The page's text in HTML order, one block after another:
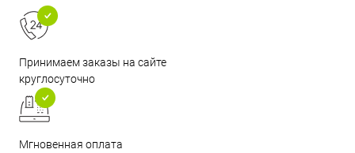
Принимаем заказы на сайте
круглосуточно
Мгновенная оплата